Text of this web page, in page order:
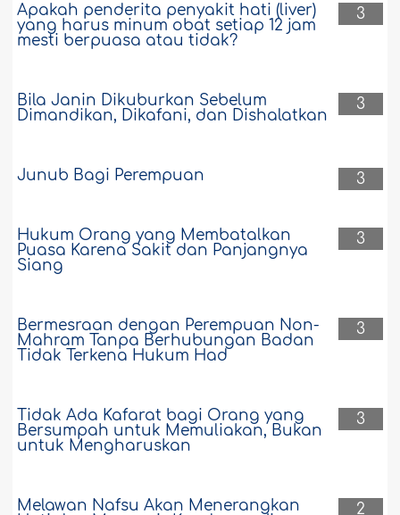
3
Apakah penderita penyakit hati (liver)
yang harus minum obat setiap 12 jam
mesti berpuasa atau tidak?
3
Bila Janin Dikuburkan Sebelum
Dimandikan, Dikafani, dan Dishalatkan
3
Junub Bagi Perempuan
3
Hukum Orang yang Membatalkan
Puasa Karena Sakit dan Panjangnya
Siang
3
Bermesraan dengan Perempuan Non-
Mahram Tanpa Berhubungan Badan
Tidak Terkena Hukum Had
3
Tidak Ada Kafarat bagi Orang yang
Bersumpah untuk Memuliakan, Bukan
untuk Mengharuskan
2
Melawan Nafsu Akan Menerangkan